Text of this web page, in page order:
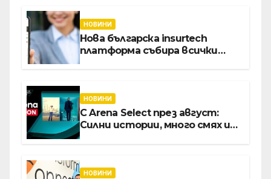
НОВИНИ
Нова българска insurtech
платформа събира всички
НОВИНИ
С Arena Select през август:
Силни истории, много смях и
НОВИНИ